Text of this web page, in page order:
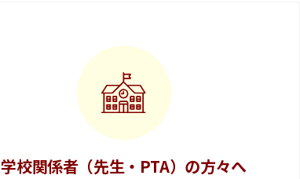
学校関係者（先生・PTA）の方々へ